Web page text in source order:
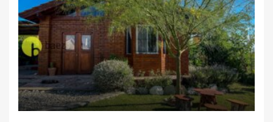
Vivienda